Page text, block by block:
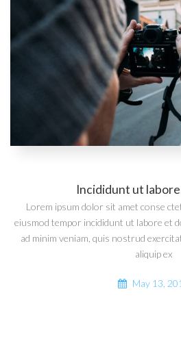
Incididunt ut
Lorem ipsum dolor sit amet conse
eiusmod tempor incididunt ut labore et
ad minim veniam, quis nostrud
aliquip ex
May 13,